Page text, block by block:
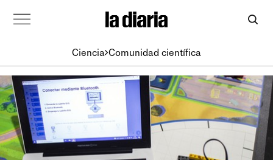
Ciencia Comunidad científica